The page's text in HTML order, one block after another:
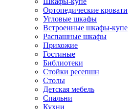
Ортопедические кровати
Угловые шкафы
Встроенные шкафы-купе
Распашные шкафы
Прихожие
Гостиные
Библиотеки
Стойки ресепшн
Столы
Детская мебель
Спальни
Кухни